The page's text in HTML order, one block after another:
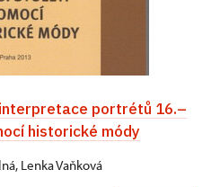
portrétů 16.–
historické módy
Lenka Vaňková